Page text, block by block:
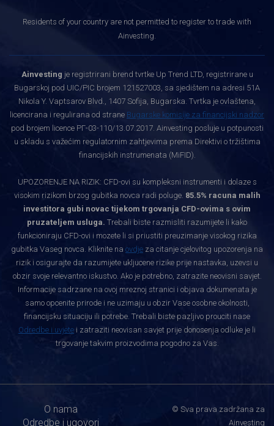
Residents of your country are not permitted to register to trade with
Ainvesting.
Ainvesting je registrirani brend tvrtke Up Trend LTD, registrirane u
Bugarskoj pod UIC/PIC brojem 121527003, sa sjedištem na adresi 51A
Nikola Y. Vaptsarov Blvd., 1407 Sofija, Bugarska. Tvrtka je ovlaštena,
licencirana i regulirana od strane Bugarske komisije za financijski nadzor
pod brojem licence РГ-03-110/13.07.2017. Ainvesting posluje u potpunosti
u skladu s važećim regulatornim zahtjevima prema Direktivi o tržištima
financijskih instrumenata (MiFID).
UPOZORENJE NA RIZIK: CFD-ovi su kompleksni instrumenti i dolaze s
visokim rizikom brzog gubitka novca radi poluge. 85.5% racuna malih
investitora gubi novac tijekom trgovanja CFD-ovima s ovim
pruzateljem usluga. Trebali biste razmisliti razumijete li kako
funkcioniraju CFD-ovi i mozete li si priustiti preuzimanje visokog rizika
gubitka Vaseg novca. Kliknite na ovdje za citanje cjelovitog upozorenja na
rizik i osigurajte da razumijete ukljucene rizike prije nastavka, uzevsi u
obzir svoje relevantno iskustvo. Ako je potrebno, zatrazite neovisni savjet.
Informacije sadrzane na ovoj mreznoj stranici i objava dokumenata je
samo opcenite prirode i ne uzimaju u obzir Vase osobne okolnosti,
financijsku situaciju ili potrebe. Trebali biste pazljivo prouciti nase
Odredbe i uvjete i zatraziti neovisan savjet prije donosenja odluke je li
trgovanje takvim proizvodima pogodno za Vas.
O nama
Odredbe i ugovori
© Sva prava zadržana za
Ainvesting